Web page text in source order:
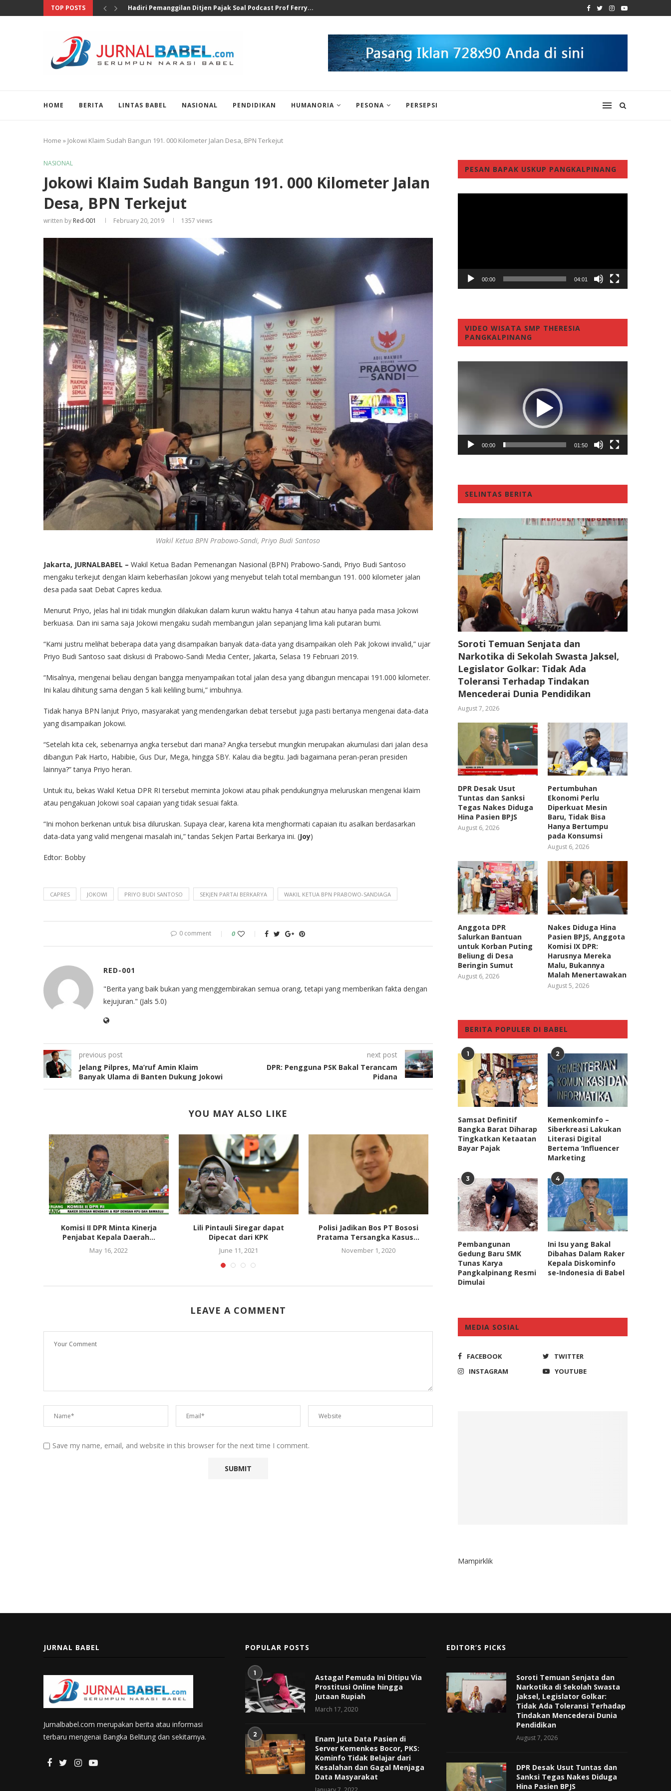
TOP POSTS Pengungkapan 46 Juta Butir Obat Ilegal Bukti Keseriusan...
HOME BERITA LINTAS BABEL NASIONAL PENDIDIKAN HUMANORIA PESONA PERSEPSI
Home » Jokowi Klaim Sudah Bangun 191. 000 Kilometer Jalan Desa, BPN Terkejut
NASIONAL
Jokowi Klaim Sudah Bangun 191. 000 Kilometer Jalan
Desa, BPN Terkejut
written by Red-001 February 20, 2019 1357 views
Wakil Ketua BPN Prabowo-Sandi, Priyo Budi Santoso
Jakarta, JURNALBABEL – Wakil Ketua Badan Pemenangan Nasional (BPN) Prabowo-Sandi, Priyo Budi Santoso
mengaku terkejut dengan klaim keberhasilan Jokowi yang menyebut telah total membangun 191. 000 kilometer jalan
desa pada saat Debat Capres kedua.
Menurut Priyo, jelas hal ini tidak mungkin dilakukan dalam kurun waktu hanya 4 tahun atau hanya pada masa Jokowi
berkuasa. Dan ini sama saja Jokowi mengaku sudah membangun jalan sepanjang lima kali putaran bumi.
“Kami justru melihat beberapa data yang disampaikan banyak data-data yang disampaikan oleh Pak Jokowi invalid,” ujar
Priyo Budi Santoso saat diskusi di Prabowo-Sandi Media Center, Jakarta, Selasa 19 Februari 2019.
“Misalnya, mengenai beliau dengan bangga menyampaikan total jalan desa yang dibangun mencapai 191.000 kilometer.
Ini kalau dihitung sama dengan 5 kali keliling bumi,” imbuhnya.
Tidak hanya BPN lanjut Priyo, masyarakat yang mendengarkan debat tersebut juga pasti bertanya mengenai data-data
yang disampaikan Jokowi.
“Setelah kita cek, sebenarnya angka tersebut dari mana? Angka tersebut mungkin merupakan akumulasi dari jalan desa
dibangun Pak Harto, Habibie, Gus Dur, Mega, hingga SBY. Kalau dia begitu. Jadi bagaimana peran-peran presiden
lainnya?” tanya Priyo heran.
Untuk itu, bekas Wakil Ketua DPR RI tersebut meminta Jokowi atau pihak pendukungnya meluruskan mengenai klaim
atau pengakuan Jokowi soal capaian yang tidak sesuai fakta.
“Ini mohon berkenan untuk bisa diluruskan. Supaya clear, karena kita menghormati capaian itu asalkan berdasarkan
data-data yang valid mengenai masalah ini,” tandas Sekjen Partai Berkarya ini. (Joy)
Edtor: Bobby
CAPRES JOKOWI PRIYO BUDI SANTOSO SEKJEN PARTAI BERKARYA WAKIL KETUA BPN PRABOWO-SANDIAGA
0 comment 0
RED-001
"Berita yang baik bukan yang menggembirakan semua orang, tetapi yang memberikan fakta dengan
kejujuran." (Jals 5.0)
previous post
Jelang Pilpres, Ma’ruf Amin Klaim
Banyak Ulama di Banten Dukung Jokowi
next post
DPR: Pengguna PSK Bakal Terancam
Pidana
YOU MAY ALSO LIKE
Komisi II DPR Minta Kinerja
Penjabat Kepala Daerah...
May 16, 2022
Lili Pintauli Siregar dapat
Dipecat dari KPK
June 11, 2021
Polisi Jadikan Bos PT Bososi
Pratama Tersangka Kasus...
November 1, 2020
Pengamat Desak Kejagung
May 19, 2023
Berita Positif Tak
Komdigi...
January 26, 2026
LEAVE A COMMENT
Save my name, email, and website in this browser for the next time I comment.
PESAN BAPAK USKUP PANGKALPINANG
00:00 04:01
VIDEO WISATA SMP THERESIA
PANGKALPINANG
00:00 01:50
SELINTAS BERITA
Soroti Temuan Senjata dan
Narkotika di Sekolah Swasta Jaksel,
Legislator Golkar: Tidak Ada
Toleransi Terhadap Tindakan
Mencederai Dunia Pendidikan
August 7, 2026
DPR Desak Usut
Tuntas dan Sanksi
Tegas Nakes Diduga
Hina Pasien BPJS
August 6, 2026
Pertumbuhan
Ekonomi Perlu
Diperkuat Mesin
Baru, Tidak Bisa
Hanya Bertumpu
pada Konsumsi
August 6, 2026
Anggota DPR
Salurkan Bantuan
untuk Korban Puting
Beliung di Desa
Beringin Sumut
August 6, 2026
Nakes Diduga Hina
Pasien BPJS, Anggota
Komisi IX DPR:
Harusnya Mereka
Malu, Bukannya
Malah Menertawakan
August 5, 2026
BERITA POPULER DI BABEL
1
Samsat Definitif
Bangka Barat Diharap
Tingkatkan Ketaatan
Bayar Pajak
2
Kemenkominfo –
Siberkreasi Lakukan
Literasi Digital
Bertema ‘Influencer
Marketing
3
Pembangunan
Gedung Baru SMK
Tunas Karya
Pangkalpinang Resmi
Dimulai
4
Ini Isu yang Bakal
Dibahas Dalam Raker
Kepala Diskominfo
se-Indonesia di Babel
MEDIA SOSIAL
FACEBOOK
TWITTER
INSTAGRAM
YOUTUBE
Mampirklik
JURNAL BABEL
Jurnalbabel.com merupakan berita atau informasi
terbaru mengenai Bangka Belitung dan sekitarnya.
POPULAR POSTS
1
Astaga! Pemuda Ini Ditipu Via
Prostitusi Online hingga
Jutaan Rupiah
March 17, 2020
2
Enam Juta Data Pasien di
Server Kemenkes Bocor, PKS:
Kominfo Tidak Belajar dari
Kesalahan dan Gagal Menjaga
Data Masyarakat
EDITOR’S PICKS
Soroti Temuan Senjata dan
Narkotika di Sekolah Swasta
Jaksel, Legislator Golkar:
Tidak Ada Toleransi Terhadap
Tindakan Mencederai Dunia
Pendidikan
August 7, 2026
DPR Desak Usut Tuntas dan
Sanksi Tegas Nakes Diduga
Hina Pasien BPJS